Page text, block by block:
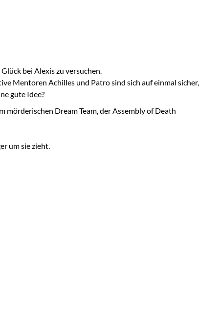
bei Alexis zu versuchen.
Mentoren Achilles und Patro sind sich auf einmal sicher,
gute Idee?
mörderischen Dream Team, der Assembly of Death
um sie zieht.